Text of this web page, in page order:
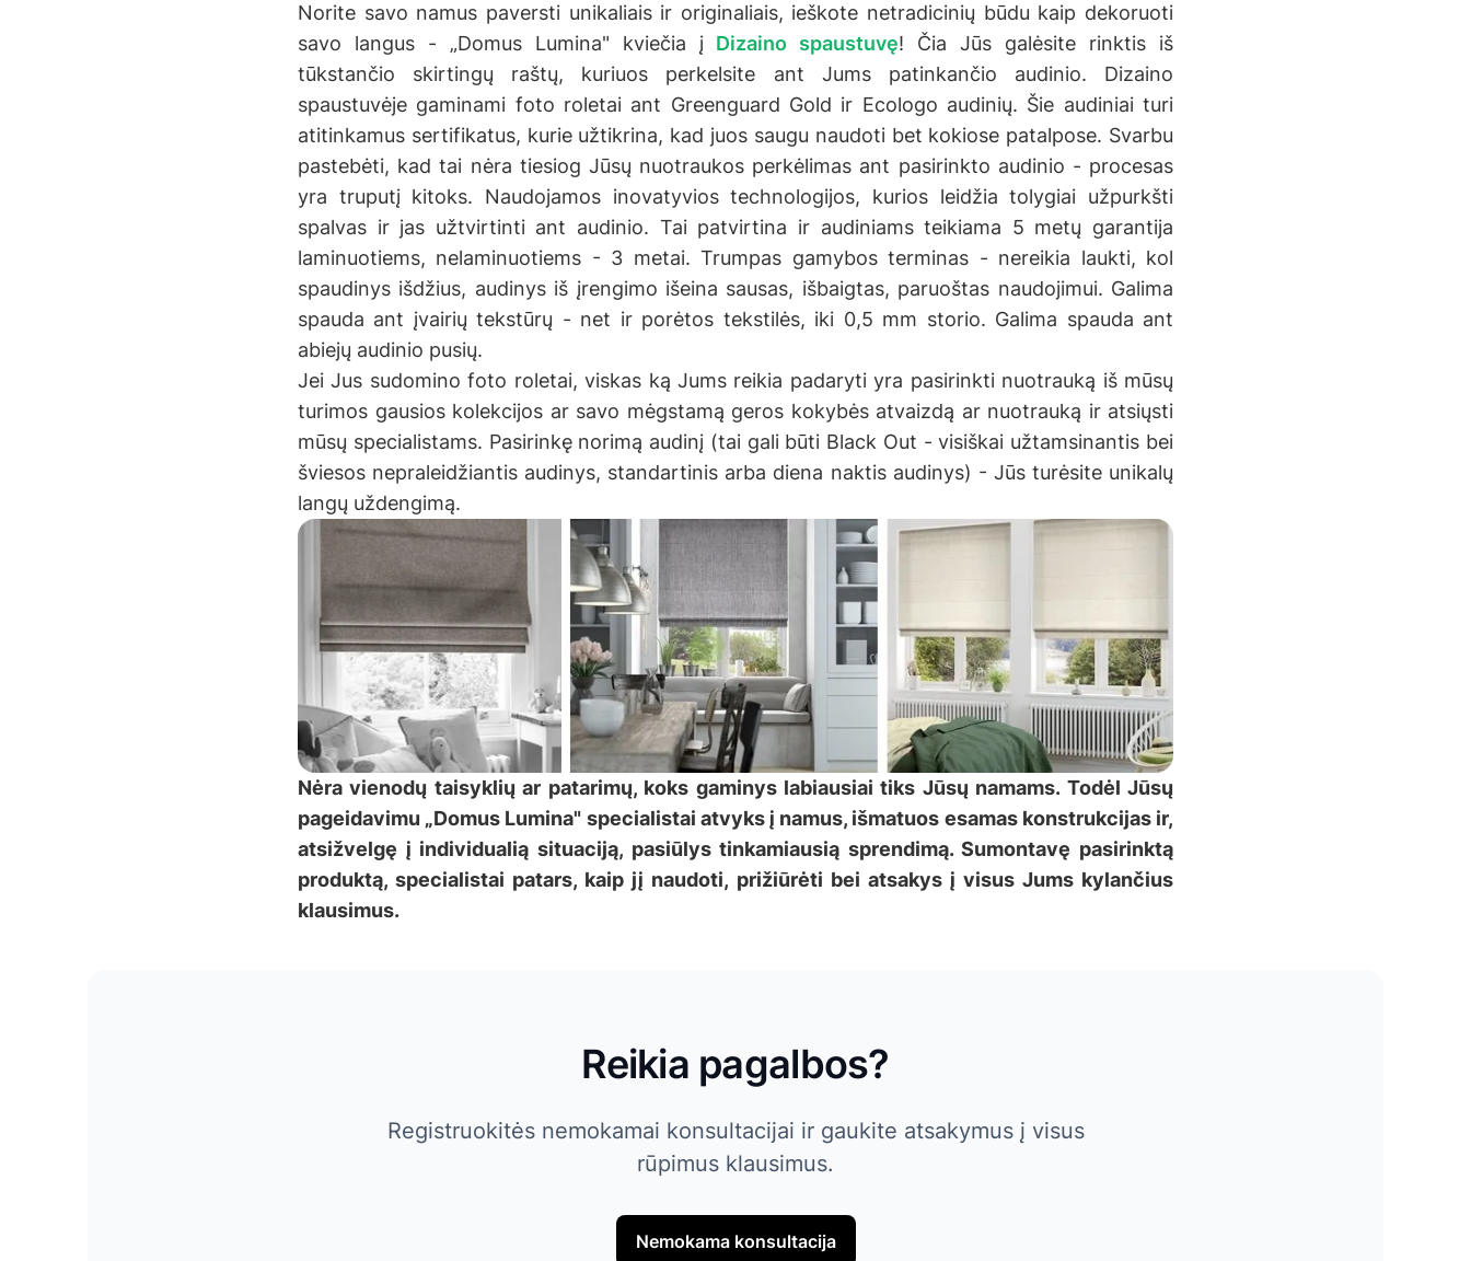
Norite savo namus paversti unikaliais ir originaliais, ieškote netradicinių būdu kaip dekoruoti
savo langus - „Domus Lumina" kviečia į Dizaino spaustuvę! Čia Jūs galėsite rinktis iš
tūkstančio skirtingų raštų, kuriuos perkelsite ant Jums patinkančio audinio. Dizaino
spaustuvėje gaminami foto roletai ant Greenguard Gold ir Ecologo audinių. Šie audiniai turi
atitinkamus sertifikatus, kurie užtikrina, kad juos saugu naudoti bet kokiose patalpose. Svarbu
pastebėti, kad tai nėra tiesiog Jūsų nuotraukos perkėlimas ant pasirinkto audinio - procesas
yra truputį kitoks. Naudojamos inovatyvios technologijos, kurios leidžia tolygiai užpurkšti
spalvas ir jas užtvirtinti ant audinio. Tai patvirtina ir audiniams teikiama 5 metų garantija
laminuotiems, nelaminuotiems - 3 metai. Trumpas gamybos terminas - nereikia laukti, kol
spaudinys išdžius, audinys iš įrengimo išeina sausas, išbaigtas, paruoštas naudojimui. Galima
spauda ant įvairių tekstūrų - net ir porėtos tekstilės, iki 0,5 mm storio. Galima spauda ant
abiejų audinio pusių.
Jei Jus sudomino foto roletai, viskas ką Jums reikia padaryti yra pasirinkti nuotrauką iš mūsų
turimos gausios kolekcijos ar savo mėgstamą geros kokybės atvaizdą ar nuotrauką ir atsiųsti
mūsų specialistams. Pasirinkę norimą audinį (tai gali būti Black Out - visiškai užtamsinantis bei
šviesos nepraleidžiantis audinys, standartinis arba diena naktis audinys) - Jūs turėsite unikalų
langų uždengimą.
Nėra vienodų taisyklių ar patarimų, koks gaminys labiausiai tiks Jūsų namams. Todėl Jūsų
pageidavimu „Domus Lumina" specialistai atvyks į namus, išmatuos esamas konstrukcijas ir,
atsižvelgę į individualią situaciją, pasiūlys tinkamiausią sprendimą. Sumontavę pasirinktą
produktą, specialistai patars, kaip jį naudoti, prižiūrėti bei atsakys į visus Jums kylančius
klausimus.
Reikia pagalbos?
Registruokitės nemokamai konsultacijai ir gaukite atsakymus į visus
rūpimus klausimus.
Nemokama konsultacija